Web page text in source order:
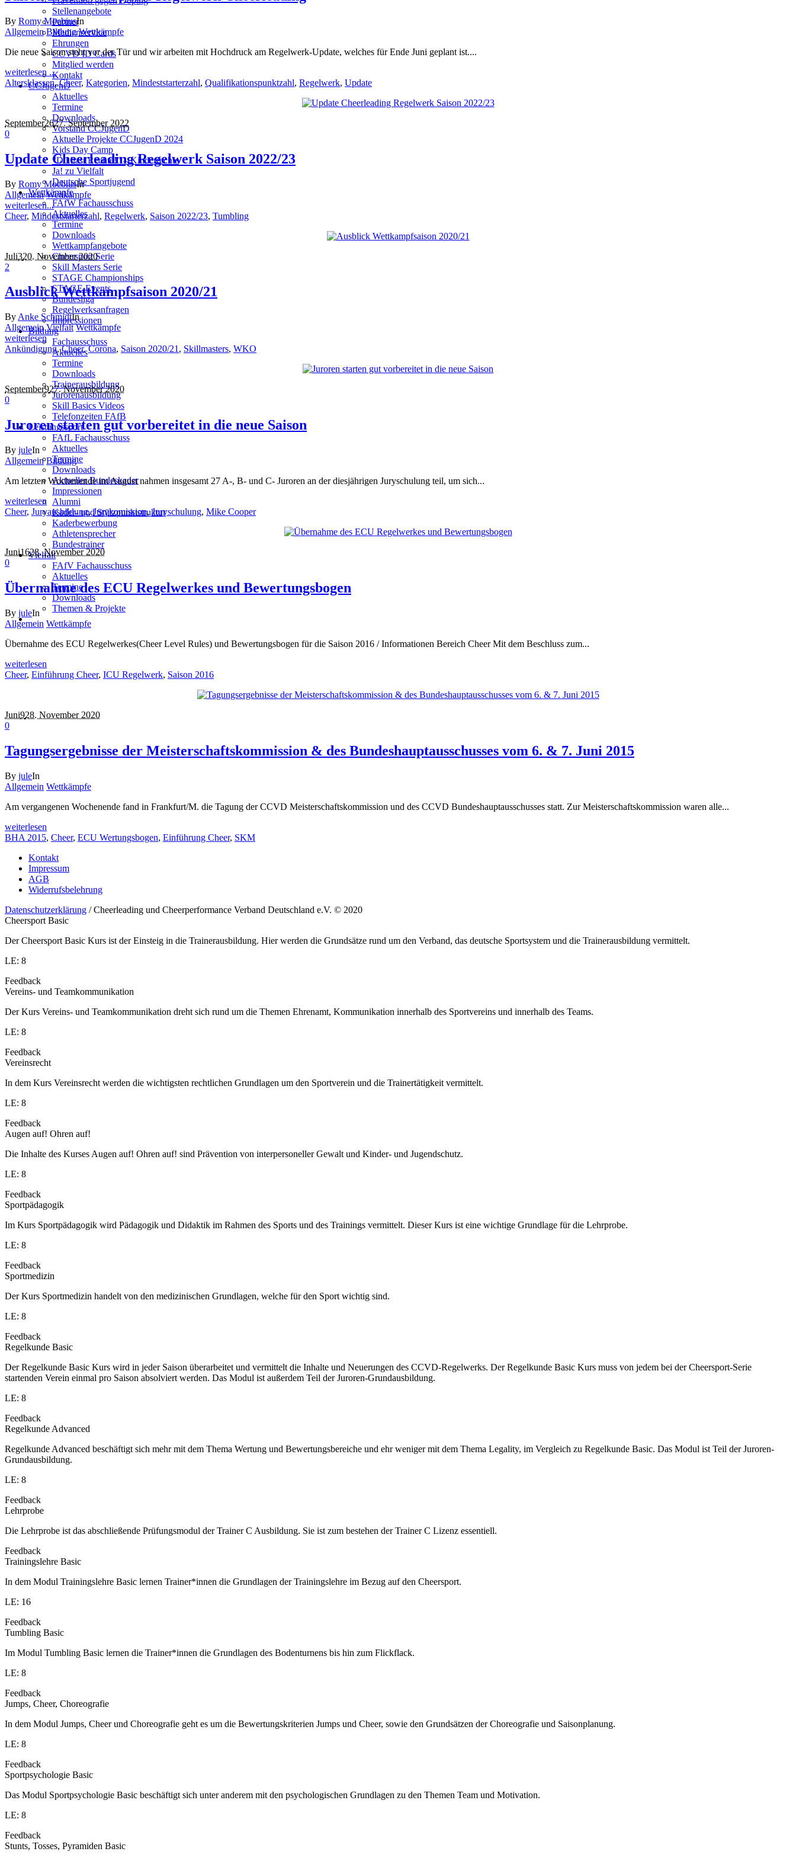
Stellenangebote
Partner
Medienservice
Ehrungen
CCVD ID Cards
Mitglied werden
Kontakt
CCJugenD
Aktuelles
Termine
Downloads
Vorstand CCJugenD
Aktuelle Projekte CCJugenD 2024
Kids Day Camp
“Du hast Rechte!” – Kinderrechte
Ja! zu Vielfalt
Deutsche Sportjugend
Wettkämpfe
FAfW Fachausschuss
Aktuelles
Termine
Downloads
Wettkampfangebote
Cheersport Serie
Skill Masters Serie
STAGE Championships
STAGE Events
Bundesliga
Regelwerksanfragen
Impressionen
Bildung
Fachausschuss
Aktuelles
Termine
Downloads
Trainerausbildung
Jurorenausbildung
Skill Basics Videos
Telefonzeiten FAfB
Leistungssport
FAfL Fachausschuss
Aktuelles
Termine
Downloads
Aktueller Bundeskader
Impressionen
Alumni
Kader- und Stützpunktstruktur
Kaderbewerbung
Athletensprecher
Bundestrainer
Vielfalt
FAfV Fachausschuss
Aktuelles
Termine
Downloads
Themen & Projekte
By Romy MoebiusIn
Allgemein Bildung Wettkämpfe
Die neue Saison steht vor der Tür und wir arbeiten mit Hochdruck am Regelwerk-Update, welches für Ende Juni geplant ist....
weiterlesen ...
Altersklassen,Cheer, Kategorien, Mindeststarterzahl, Qualifikationspunktzahl, Regelwerk, Update
September2627. September 2022
0
Update Cheerleading Regelwerk Saison 2022/23
By Romy MoebiusIn
Allgemein Wettkämpfe
weiterlesen...
Cheer, Mindeststarterzahl, Regelwerk, Saison 2022/23, Tumbling
Juli320. November 2020
2
Ausblick Wettkampfsaison 2020/21
By Anke SchmidtIn
Allgemein Vielfalt Wettkämpfe
weiterlesen
Ankündigung,Cheer,Corona, Saison 2020/21 , Skillmasters, WKO
September927. November 2020
0
Juroren starten gut vorbereitet in die neue Saison
By juleIn
Allgemein Bildung
Am letzten Wochenende im August nahmen insgesamt 27 A-, B- und C- Juroren an der diesjährigen Juryschulung teil, um sich...
weiterlesen
Cheer, Juryausbildung,Jurykomission,Juryschulung, Mike Cooper
Juni1628. November 2020
0
Übernahme des ECU Regelwerkes und Bewertungsbogen
By juleIn
Allgemein Wettkämpfe
Übernahme des ECU Regelwerkes(Cheer Level Rules) und Bewertungsbogen für die Saison 2016 / Informationen Bereich Cheer Mit dem Beschluss zum...
weiterlesen
Cheer, Einführung Cheer, ICU Regelwerk, Saison 2016
Juni928. November 2020
0
Tagungsergebnisse der Meisterschaftskommission & des Bundeshauptausschusses vom 6. & 7. Juni 2015
By juleIn
Allgemein Wettkämpfe
Am vergangenen Wochenende fand in Frankfurt/M. die Tagung der CCVD Meisterschaftskommission und des CCVD Bundeshauptausschusses statt. Zur Meisterschaftskommission waren alle...
weiterlesen
BHA 2015, Cheer, ECU Wertungsbogen, Einführung Cheer, SKM
Kontakt
Impressum
AGB
Widerrufsbelehrung
Datenschutzerklärung / Cheerleading und Cheerperformance Verband Deutschland e.V. © 2020
Cheersport Basic
Der Cheersport Basic Kurs ist der Einsteig in die Trainerausbildung. Hier werden die Grundsätze rund um den Verband, das deutsche Sportsystem und die Trainerausbildung vermittelt.
LE: 8
Feedback
Vereins- und Teamkommunikation
Der Kurs Vereins- und Teamkommunikation dreht sich rund um die Themen Ehrenamt, Kommunikation innerhalb des Sportvereins und innerhalb des Teams.
LE: 8
Feedback
Vereinsrecht
In dem Kurs Vereinsrecht werden die wichtigsten rechtlichen Grundlagen um den Sportverein und die Trainertätigkeit vermittelt.
LE: 8
Feedback
Augen auf! Ohren auf!
Die Inhalte des Kurses Augen auf! Ohren auf! sind Prävention von interpersoneller Gewalt und Kinder- und Jugendschutz.
LE: 8
Feedback
Sportpädagogik
Im Kurs Sportpädagogik wird Pädagogik und Didaktik im Rahmen des Sports und des Trainings vermittelt. Dieser Kurs ist eine wichtige Grundlage für die Lehrprobe.
LE: 8
Feedback
Sportmedizin
Der Kurs Sportmedizin handelt von den medizinischen Grundlagen, welche für den Sport wichtig sind.
LE: 8
Feedback
Regelkunde Basic
Der Regelkunde Basic Kurs wird in jeder Saison überarbeitet und vermittelt die Inhalte und Neuerungen des CCVD-Regelwerks. Der Regelkunde Basic Kurs muss von jedem bei der Cheersport-Serie
startenden Verein einmal pro Saison absolviert werden. Das Modul ist außerdem Teil der Juroren-Grundausbildung.
LE: 8
Feedback
Regelkunde Advanced
Regelkunde Advanced beschäftigt sich mehr mit dem Thema Wertung und Bewertungsbereiche und ehr weniger mit dem Thema Legality, im Vergleich zu Regelkunde Basic. Das Modul ist Teil der Juroren-
Grundausbildung.
LE: 8
Feedback
Lehrprobe
Die Lehrprobe ist das abschließende Prüfungsmodul der Trainer C Ausbildung. Sie ist zum bestehen der Trainer C Lizenz essentiell.
Feedback
Trainingslehre Basic
In dem Modul Trainingslehre Basic lernen Trainer*innen die Grundlagen der Trainingslehre im Bezug auf den Cheersport.
LE: 16
Feedback
Tumbling Basic
Im Modul Tumbling Basic lernen die Trainer*innen die Grundlagen des Bodenturnens bis hin zum Flickflack.
LE: 8
Feedback
Jumps, Cheer, Choreografie
In dem Modul Jumps, Cheer und Choreografie geht es um die Bewertungskriterien Jumps und Cheer, sowie den Grundsätzen der Choreografie und Saisonplanung.
LE: 8
Feedback
Sportpsychologie Basic
Das Modul Sportpsychologie Basic beschäftigt sich unter anderem mit den psychologischen Grundlagen zu den Themen Team und Motivation.
LE: 8
Feedback
Stunts, Tosses, Pyramiden Basic